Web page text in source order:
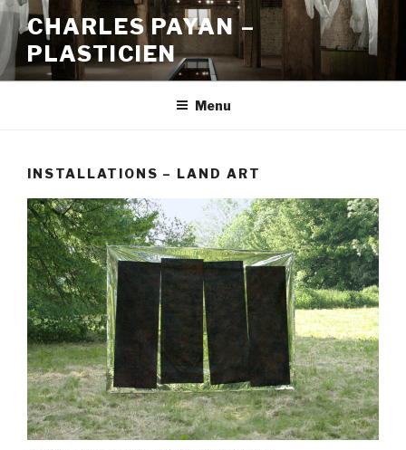
Aller
au
contenu
principal
CHARLES PAYAN –
PLASTICIEN
Menu
INSTALLATIONS – LAND ART